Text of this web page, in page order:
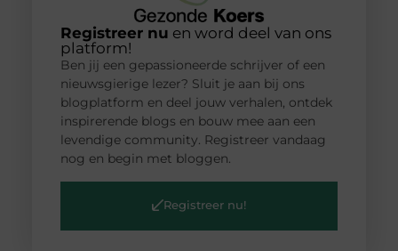
Registreer nu en word deel van ons
platform!
Ben jij een gepassioneerde schrijver of een
nieuwsgierige lezer? Sluit je aan bij ons
blogplatform en deel jouw verhalen, ontdek
inspirerende blogs en bouw mee aan een
levendige community. Registreer vandaag
nog en begin met bloggen.
Registreer nu!